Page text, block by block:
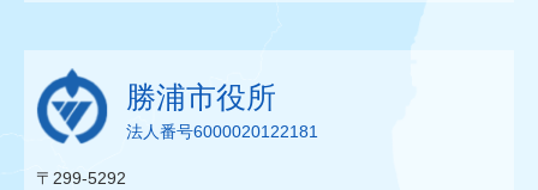
勝浦市役所
法人番号6000020122181
〒299-5292